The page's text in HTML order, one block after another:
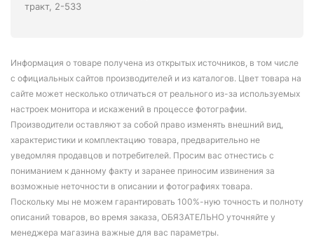
тракт, 2-533
Информация о товаре получена из открытых источников, в том числе
с официальных сайтов производителей и из каталогов. Цвет товара на
сайте может несколько отличаться от реального из-за используемых
настроек монитора и искажений в процессе фотографии.
Производители оставляют за собой право изменять внешний вид,
характеристики и комплектацию товара, предварительно не
уведомляя продавцов и потребителей. Просим вас отнестись с
пониманием к данному факту и заранее приносим извинения за
возможные неточности в описании и фотографиях товара.
Поскольку мы не можем гарантировать 100%-ную точность и полноту
описаний товаров, во время заказа, ОБЯЗАТЕЛЬНО уточняйте у
менеджера магазина важные для вас параметры.